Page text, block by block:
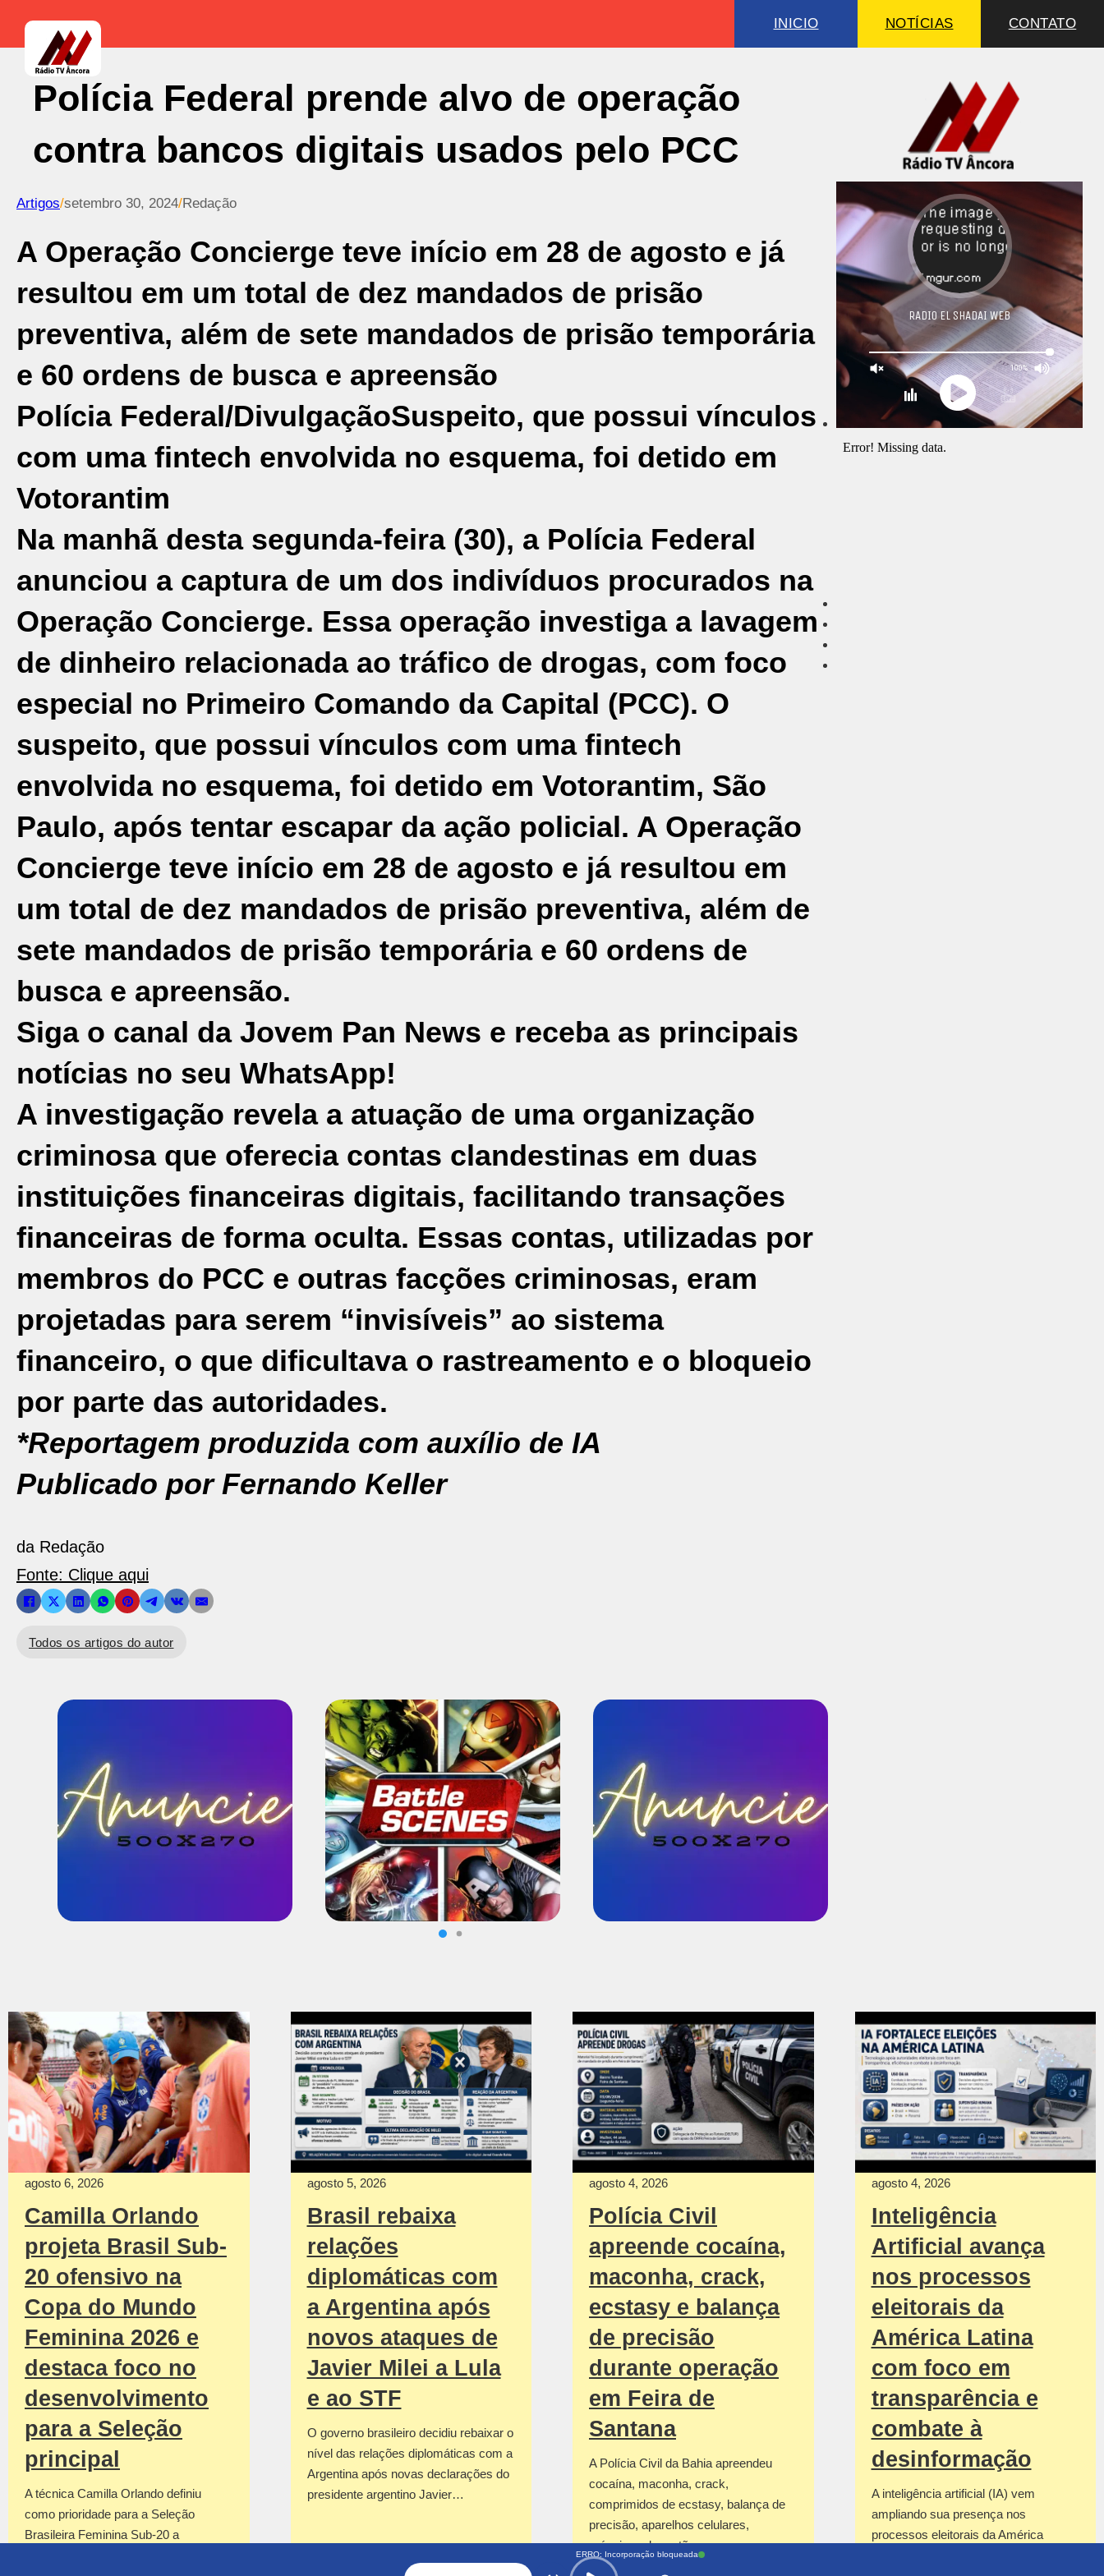
INICIO NOTÍCIAS CONTATO
Polícia Federal prende alvo de operação
contra bancos digitais usados pelo PCC
Artigos/setembro 30, 2024/Redação
A Operação Concierge teve início em 28 de agosto e já
resultou em um total de dez mandados de prisão
preventiva, além de sete mandados de prisão temporária
e 60 ordens de busca e apreensão
Polícia Federal/DivulgaçãoSuspeito, que possui vínculos
com uma fintech envolvida no esquema, foi detido em
Votorantim
Na manhã desta segunda-feira (30), a Polícia Federal
anunciou a captura de um dos indivíduos procurados na
Operação Concierge. Essa operação investiga a lavagem
de dinheiro relacionada ao tráfico de drogas, com foco
especial no Primeiro Comando da Capital (PCC). O
suspeito, que possui vínculos com uma fintech
envolvida no esquema, foi detido em Votorantim, São
Paulo, após tentar escapar da ação policial. A Operação
Concierge teve início em 28 de agosto e já resultou em
um total de dez mandados de prisão preventiva, além de
sete mandados de prisão temporária e 60 ordens de
busca e apreensão.
Siga o canal da Jovem Pan News e receba as principais
notícias no seu WhatsApp!
A investigação revela a atuação de uma organização
criminosa que oferecia contas clandestinas em duas
instituições financeiras digitais, facilitando transações
financeiras de forma oculta. Essas contas, utilizadas por
membros do PCC e outras facções criminosas, eram
projetadas para serem “invisíveis” ao sistema
financeiro, o que dificultava o rastreamento e o bloqueio
por parte das autoridades.
*Reportagem produzida com auxílio de IA
Publicado por Fernando Keller
da Redação
Fonte: Clique aqui
Todos os artigos do autor
agosto 6, 2026
Camilla Orlando
projeta Brasil Sub-
20 ofensivo na
Copa do Mundo
Feminina 2026 e
destaca foco no
desenvolvimento
para a Seleção
principal
A técnica Camilla Orlando definiu
como prioridade para a Seleção
Brasileira Feminina Sub-20 a
agosto 5, 2026
Brasil rebaixa
relações
diplomáticas com
a Argentina após
novos ataques de
Javier Milei a Lula
e ao STF
O governo brasileiro decidiu rebaixar o
nível das relações diplomáticas com a
Argentina após novas declarações do
presidente argentino Javier…
agosto 4, 2026
Polícia Civil
apreende cocaína,
maconha, crack,
ecstasy e balança
de precisão
durante operação
em Feira de
Santana
A Polícia Civil da Bahia apreendeu
cocaína, maconha, crack,
comprimidos de ecstasy, balança de
precisão, aparelhos celulares,
máquinas de cartão…
agosto 4, 2026
Inteligência
Artificial avança
nos processos
eleitorais da
América Latina
com foco em
transparência e
combate à
desinformação
A inteligência artificial (IA) vem
ampliando sua presença nos
processos eleitorais da América
ERRO: Incorporação bloqueada